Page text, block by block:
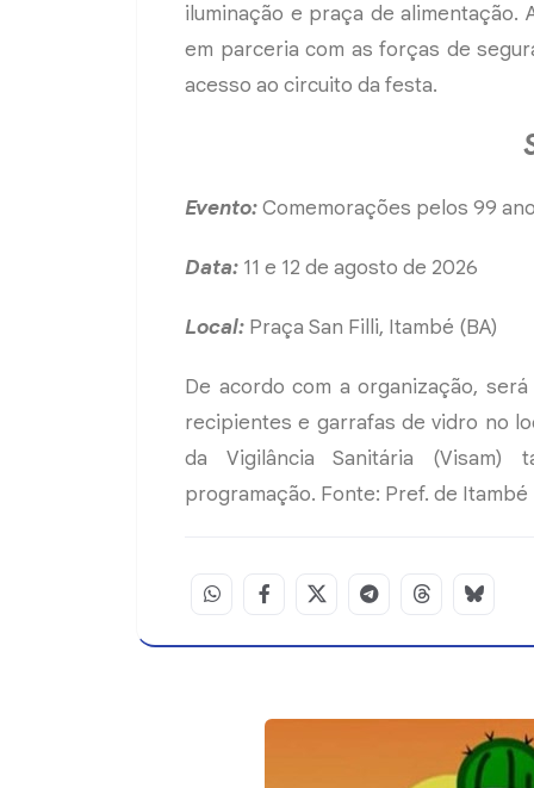
iluminação e praça de alimentação.
em parceria com as forças de
acesso ao circuito da festa.
Evento:Comemorações pelos 99
Data: 11 e 12 de agosto de 2026
Local: Praça San Filli, Itambé (BA)
De acordo com a organização,
recipientes e garrafas de vidro no
da Vigilância Sanitária (Visam)
programação. Fonte: Pref. de Itambé